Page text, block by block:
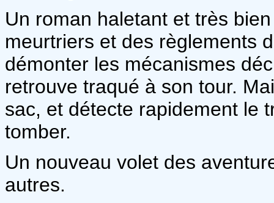
Un roman haletant et très
meurtriers et des règlements
démonter les mécanismes
retrouve traqué à son tour.
sac, et détecte rapidement le
tomber.
Un nouveau volet des
autres.